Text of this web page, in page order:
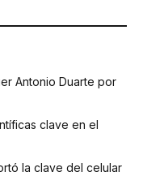
Antonio Duarte por
clave en el
la clave del celular